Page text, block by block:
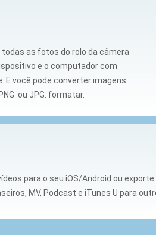
as fotos do rolo da câmera
e o computador com
E você pode converter imagens
ou JPG. formatar.
para o seu iOS/Android ou
MV, Podcast e iTunes U para